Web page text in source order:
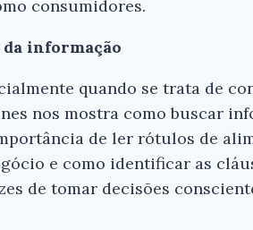
consumidores.
informação
quando se trata de
nos mostra como buscar
de ler rótulos de
e como identificar as
de tomar decisões
Ei, Leitor!
Gostou do resumo?
que você tenha
antes de comprar.
Bê-a-bá do